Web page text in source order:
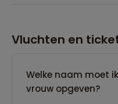
Vluchten en
Welke naam moet
vrouw opgeven?